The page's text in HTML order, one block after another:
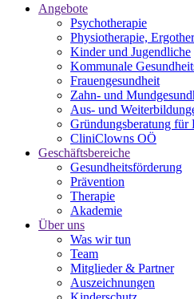
Angebote
Psychotherapie
Physiotherapie,
Kinder und Jugendliche
Kommunale
Frauengesundheit
Zahn- und
Aus- und
Gründungsberatung für
CliniClowns OÖ
Geschäftsbereiche
Gesundheitsförderung
Prävention
Therapie
Akademie
Über uns
Was wir tun
Team
Mitglieder & Partner
Auszeichnungen